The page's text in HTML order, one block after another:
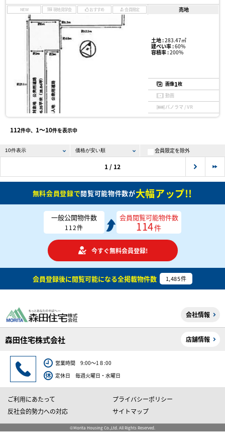
NEW 現地見学会 おすすめ 会員限定 売地
土地 :283.47㎡
建ぺい率 :60%
容積率 :200%
画像1枚
動画
パノラマ / VR
112件中、 1〜10件を表示中
会員限定を除外
1 / 12
無料会員登録で閲覧可能物件数が大幅アップ!!
一般公開物件数
112件
会員閲覧可能物件数
114件
今すぐ無料会員登録!
会員登録後に閲覧可能になる全掲載物件数 1,485件
会社情報
森田住宅株式会社 店舗情報
営業時間 9:00～1８:00
定休日 毎週火曜日・水曜日
ご利用にあたって
プライバシーポリシー
反社会的勢力への対応
サイトマップ
©Morita Housing Co.,Ltd. All Rights Reserved.